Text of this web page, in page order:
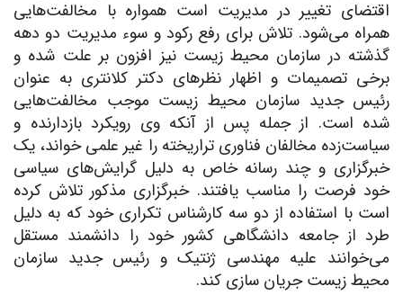
اقتضای تغییر در مدیریت است همواره با مخالفت‌هایی
همراه می‌شود. تلاش برای رفع رکود و سوء مدیریت دو دهه
گذشته در سازمان محیط زیست نیز افزون بر علت شده و
برخی تصمیمات و اظهار نظرهای دکتر کلانتری به عنوان
رئیس جدید سازمان محیط زیست موجب مخالفت‌هایی
شده است. از جمله پس از آنکه وی رویکرد بازدارنده و
سیاست‌زده مخالفان فناوری تراریخته را غیر علمی خواند، یک
خبرگزاری و چند رسانه خاص به دلیل گرایش‌های سیاسی
خود فرصت را مناسب یافتند. خبرگزاری مذکور تلاش کرده
است با استفاده از دو سه کارشناس تکراری خود که به دلیل
طرد از جامعه دانشگاهی کشور خود را دانشمند مستقل
می‌خوانند علیه مهندسی ژنتیک و رئیس جدید سازمان
محیط زیست جریان سازی کند.